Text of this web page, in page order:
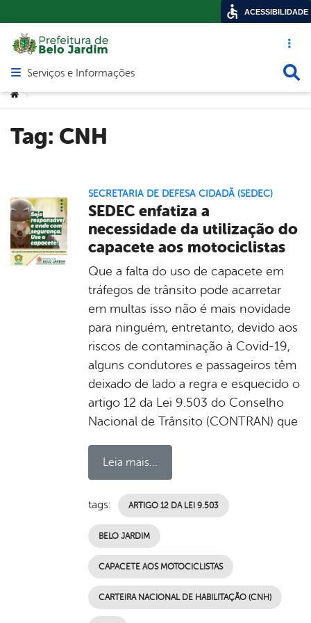
Acesso
Abrir menu principal de navegação
Serviços e Informações
Você está aqui:
>
Tag: CNH
SECRETARIA DE DEFESA CIDADÃ (SEDEC)
SEDEC enfatiza a
necessidade da utilização do
capacete aos motociclistas
Que a falta do uso de capacete em
tráfegos de trânsito pode acarretar
em multas isso não é mais novidade
para ninguém, entretanto, devido aos
riscos de contaminação à Covid-19,
alguns condutores e passageiros têm
deixado de lado a regra e esquecido o
artigo 12 da Lei 9.503 do Conselho
Nacional de Trânsito (CONTRAN) que
Leia mais...
tags: ARTIGO 12 DA LEI 9.503
BELO JARDIM
CAPACETE AOS MOTOCICLISTAS
CARTEIRA NACIONAL DE HABILITAÇÃO (CNH)
ACESSIBILIDADE